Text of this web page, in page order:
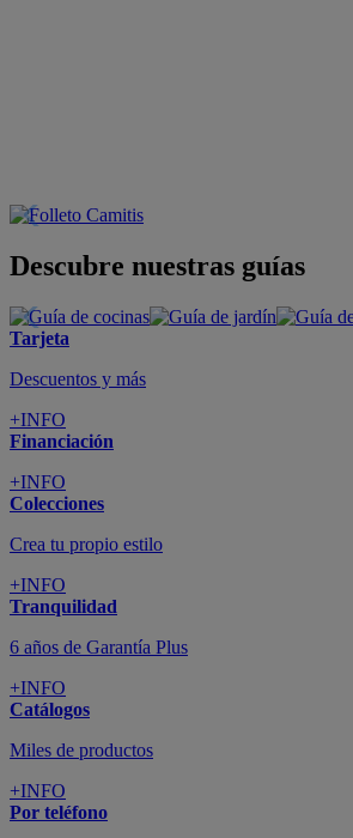
Descubre nuestras guías
Tarjeta
Descuentos y más
+INFO
Financiación
+INFO
Colecciones
Crea tu propio estilo
+INFO
Tranquilidad
6 años de Garantía Plus
+INFO
Catálogos
Miles de productos
+INFO
Por teléfono